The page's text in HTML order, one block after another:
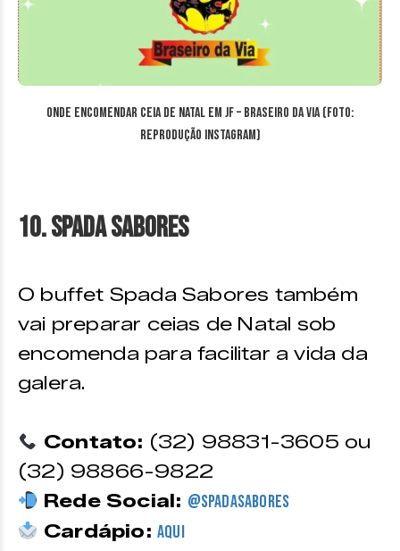
Onde encomendar ceia de Natal em JF – Braseiro da Via (Foto:
reprodução Instagram)
10. Spada Sabores
O buffet Spada Sabores também
vai preparar ceias de Natal sob
encomenda para facilitar a vida da
galera.
Contato: (32) 98831-3605 ou
(32) 98866-9822
Rede Social: @spadasabores
Cardápio: Aqui